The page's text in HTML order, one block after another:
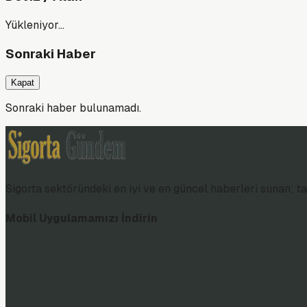
Yükleniyor…
Sonraki Haber
Kapat
Sonraki haber bulunamadı.